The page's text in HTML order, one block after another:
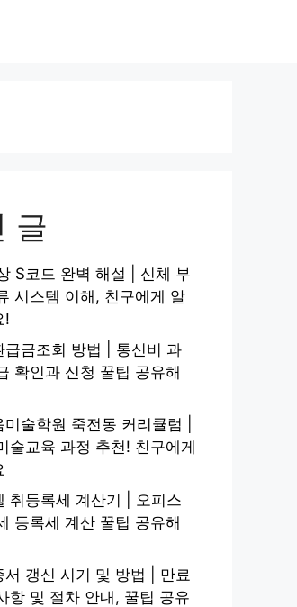
글
S코드 완벽 해설 | 신체 부
시스템 이해, 친구에게 알
!
급금조회 방법 | 통신비 과
확인과 신청 꿀팁 공유해
술학원 죽전동 커리큘럼 |
술교육 과정 추천! 친구에게
취등록세 계산기 | 오피스
등록세 계산 꿀팁 공유해
서 갱신 시기 및 방법 | 만료
항 및 절차 안내, 꿀팁 공유